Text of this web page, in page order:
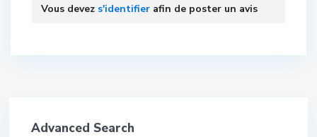
Vous devez s'identifier afin de poster un avis
Advanced Search